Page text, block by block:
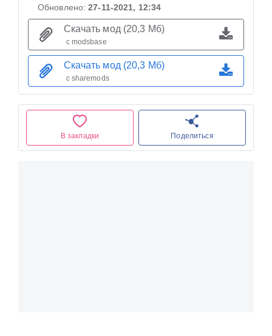
В закладки Поделиться
Обновлено:27-11-2021, 12:34
Скачать мод (20,3 Мб)
с modsbase
Скачать мод (20,3 Мб)
с sharemods